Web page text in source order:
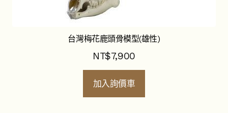
台灣梅花鹿頭骨模型(雄性)
NT$7,900
加入詢價車